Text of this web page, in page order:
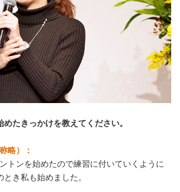
たきっかけを教えてください。
略）：
トンを始めたので練習に付いていくように
き私も始めました。